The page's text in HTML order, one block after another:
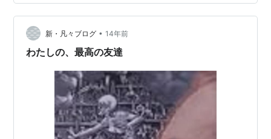
していた王自裁は急遽アフリカへ飛び、その遺跡を発掘
するための国際合同チームに参加する。なお王自裁とい
う漢字は私が適当に当てたものではなく、エリスン自身
が作中でちゃんと説…
新・凡々ブログ • 14年前
わたしの、最高の友達